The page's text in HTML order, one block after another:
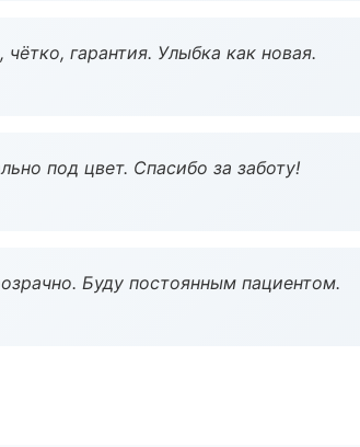
гарантия. Улыбка как новая.
под цвет. Спасибо за заботу!
Буду постоянным пациентом.